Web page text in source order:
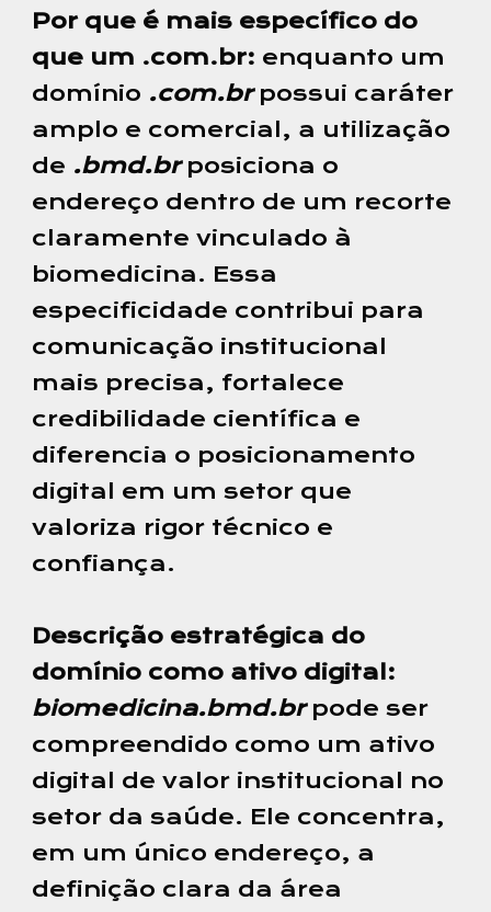
Por que é mais específico do
que um .com.br: enquanto um
domínio .com.brpossui caráter
amplo e comercial, a utilização
de .bmd.brposiciona o
endereço dentro de um recorte
claramente vinculado à
biomedicina. Essa
especificidade contribui para
comunicação institucional
mais precisa, fortalece
credibilidade científica e
diferencia o posicionamento
digital em um setor que
valoriza rigor técnico e
confiança.
Descrição estratégica do
domínio como ativo digital:
biomedicina.bmd.brpode ser
compreendido como um ativo
digital de valor institucional no
setor da saúde. Ele concentra,
em um único endereço, a
definição clara da área